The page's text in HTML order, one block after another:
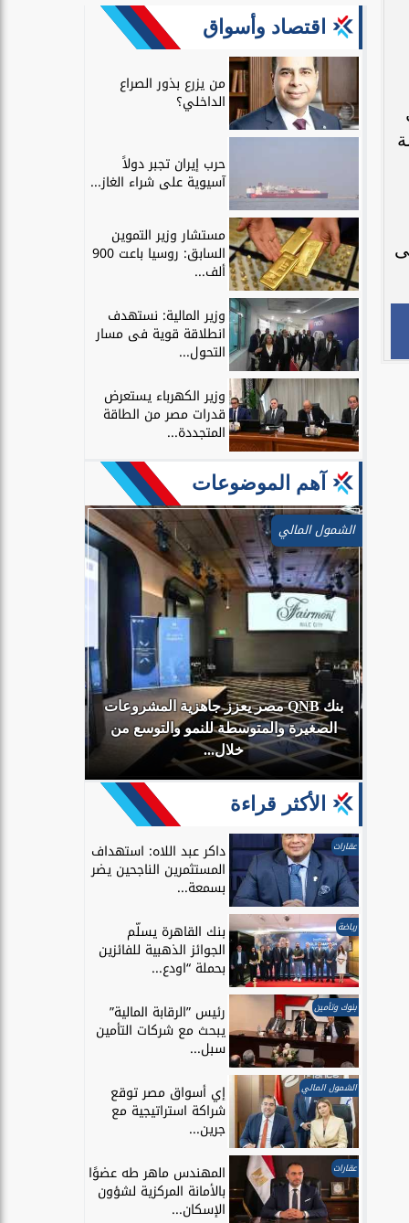
اقتصاد وأسواق
من يزرع بذور الصراع
الداخلي؟
حرب إيران تجبر دولاً
آسيوية على شراء الغاز...
مستشار وزير التموين
السابق: روسيا باعت 900
ألف...
وزير المالية: نستهدف
انطلاقة قوية فى مسار
التحول...
وزير الكهرباء يستعرض
قدرات مصر من الطاقة
المتجددة...
آهم الموضوعات
الشمول المالي
بنك QNB مصر يعزز جاهزية المشروعات
الصغيرة والمتوسطة للنمو والتوسع من
خلال...
الأكثر قراءة
عقارات داكر عبد اللاه: استهداف
المستثمرين الناجحين يضر
بسمعة...
رياضة بنك القاهرة يسلّم
الجوائز الذهبية للفائزين
بحملة “اودع...
بنوك وتأمين رئيس ”الرقابة المالية”
يبحث مع شركات التأمين
سبل...
الشمول المالي إي أسواق مصر توقع
شراكة استراتيجية مع
جرين...
عقارات المهندس ماهر طه عضوًا
بالأمانة المركزية لشؤون
الإسكان...